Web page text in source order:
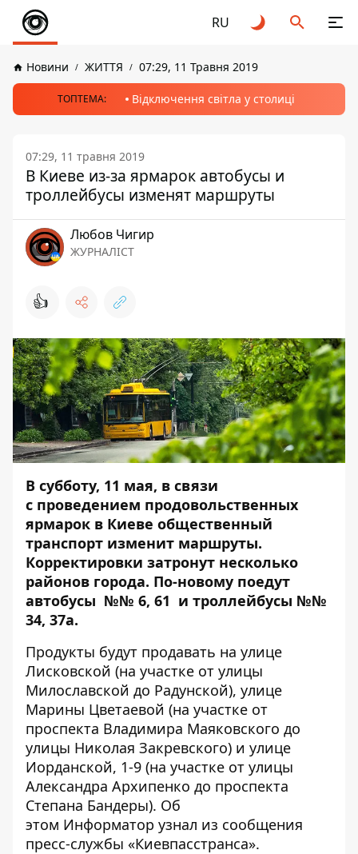
RU
Новини ЖИТТЯ 07:29, 11 Травня 2019
ТОПТЕМА: Відключення світла у столиці
07:29, 11 травня 2019
В Киеве из-за ярмарок автобусы и
троллейбусы изменят маршруты
Любов Чигир
ЖУРНАЛІСТ
👍
В субботу, 11 мая, в связи
с проведением продовольственных
ярмарок в Киеве общественный
транспорт изменит маршруты.
Корректировки затронут несколько
районов города. По-новому поедут
автобусы №№ 6, 61 и троллейбусы №№
34, 37а.
Продукты будут продавать на улице
Лисковской (на участке от улицы
Милославской до Радунской), улице
Марины Цветаевой (на участке от
проспекта Владимира Маяковского до
улицы Николая Закревского) и улице
Иорданской, 1-9 (на участке от улицы
Александра Архипенко до проспекта
Степана Бандеры). Об
этом Информатор узнал из сообщения
пресс-службы «Киевпасстранса».